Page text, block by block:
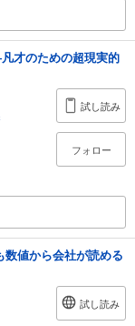
才のための超現実的
試し読み
フォロー
値から会社が読める
試し読み